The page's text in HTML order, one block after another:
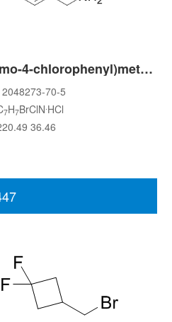
(2-Bromo-4-chlorophenyl)methanamine hydrochloride
70-5
7H7BrClN HCl
36.46